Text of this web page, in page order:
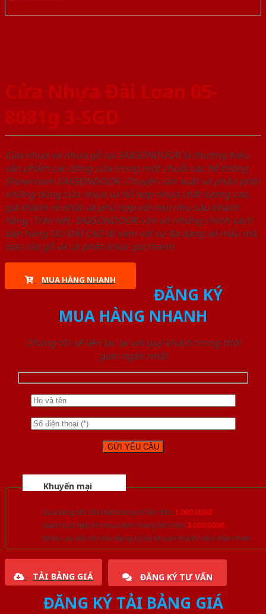
Cửa Nhựa Đài Loan 05-
8081g 3-SGD
Cửa nhựa và nhựa gỗ tại SAIGONDOOR là thương hiệu
sản phẩm các dòng cửa trong một chuỗi các hệ thống
Showroom SAIGONDOOR. Chuyên sản xuất và phân phối
những dòng cửa nhựa và hỗ hợp nhựa chất lượng cao,
giá thành rẻ nhất và phù hợp với mọi nhu cầu khách
hàng. Trên hết, SAIGONDOOR còn có những chính sách
bán hàng ƯU ĐÃI CAO đi kèm với sự đa dạng về mẫu mã,
loại cửa gỗ và cả phân khúc giá thành.
MUA HÀNG NHANH
ĐĂNG KÝ
MUA HÀNG NHANH
Chúng tôi sẽ liên lạc lại với quý khách trong thời
gian ngắn nhất
Khuyến mại
Quà tặng đồ nội thất trang trí lên đến 1.000.000đ
Giảm trực tiếp khi mua đơn hàng lớn hơn 3.000.000đ
Nhiều ưu đãi lớn khi đăng ký tài khoản thành viên thân thiết
TẢI BẢNG GIÁ ĐĂNG KÝ TƯ VẤN
ĐĂNG KÝ TẢI BẢNG GIÁ